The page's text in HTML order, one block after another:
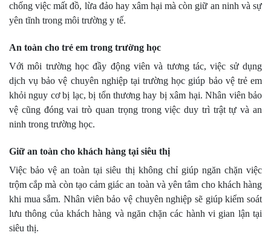
chống việc mất đồ, lừa đảo hay xâm hại mà còn giữ an ninh và sự
yên tĩnh trong môi trường y tế.
An toàn cho trẻ em trong trường học
Với môi trường học đầy động viên và tương tác, việc sử dụng
dịch vụ bảo vệ chuyên nghiệp tại trường học giúp bảo vệ trẻ em
khỏi nguy cơ bị lạc, bị tổn thương hay bị xâm hại. Nhân viên bảo
vệ cũng đóng vai trò quan trọng trong việc duy trì trật tự và an
ninh trong trường học.
Giữ an toàn cho khách hàng tại siêu thị
Việc bảo vệ an toàn tại siêu thị không chỉ giúp ngăn chặn việc
trộm cắp mà còn tạo cảm giác an toàn và yên tâm cho khách hàng
khi mua sắm. Nhân viên bảo vệ chuyên nghiệp sẽ giúp kiểm soát
lưu thông của khách hàng và ngăn chặn các hành vi gian lận tại
siêu thị.